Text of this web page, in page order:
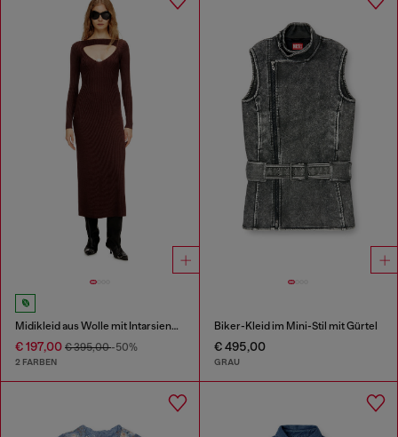
Midikleid aus Wolle mit Intarsienmuster
€ 197,00 € 395,00-50%
2 FARBEN
Biker-Kleid im Mini-Stil mit Gürtel
€ 495,00
GRAU